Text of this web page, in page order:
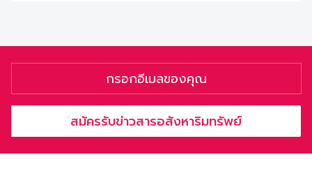
สมัครรับข่าวสารอสังหาริมทรัพย์